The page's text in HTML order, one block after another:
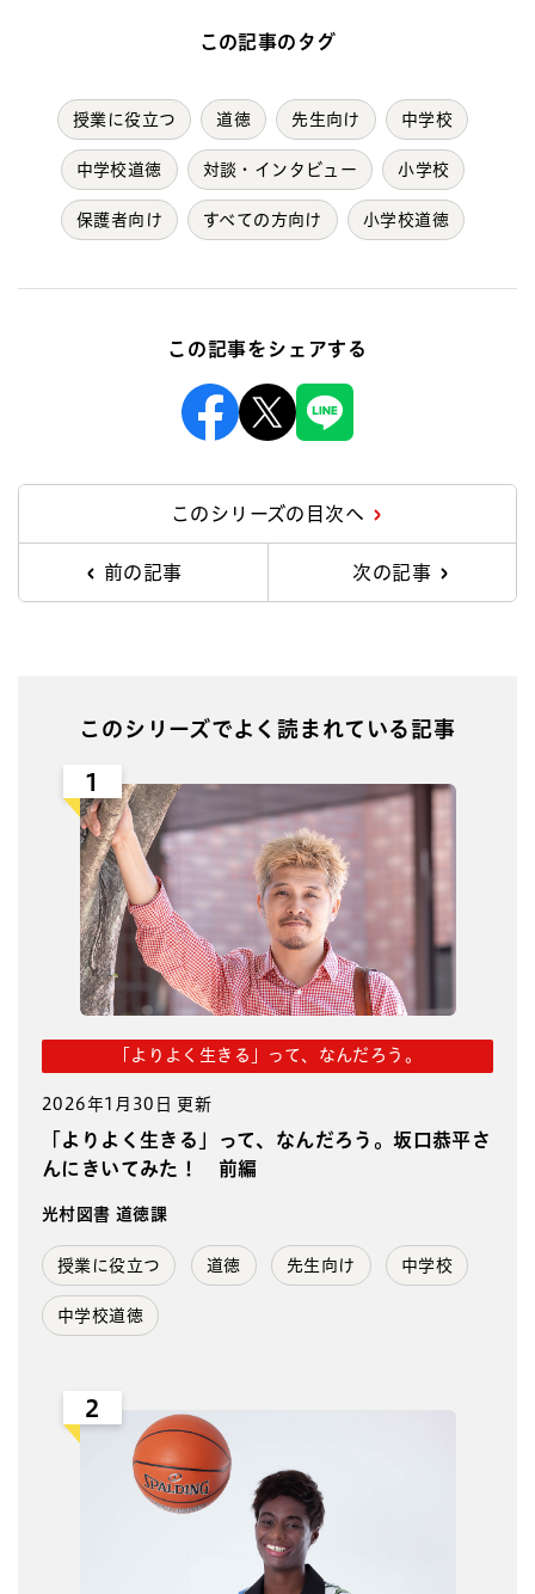
この記事のタグ
授業に役立つ 道徳 先生向け 中学校
中学校道徳 対談・インタビュー 小学校
保護者向け すべての方向け 小学校道徳
この記事をシェアする
このシリーズの目次へ
前の記事 次の記事
このシリーズでよく読まれている記事
1
「よりよく生きる」って、なんだろう。
2026年1月30日 更新
「よりよく生きる」って、なんだろう。坂口恭平さ
んにきいてみた！ 前編
光村図書 道徳課
授業に役立つ 道徳 先生向け 中学校
中学校道徳
2